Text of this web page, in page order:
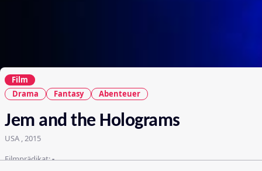
Film
Drama
Fantasy Abenteuer
Jem and the Holograms
USA , 2015
Filmprädikat:-